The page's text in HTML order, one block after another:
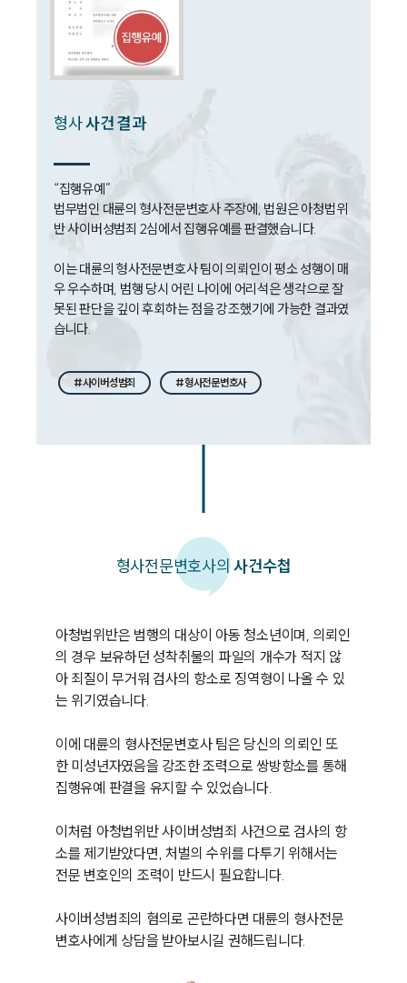
구성원 소개
형사전문변호사
소식/자료
법률서식
뉴스레터/브로슈어
세미나
대륜법률상담예약
형사사건 결과
“집행유예”
법무법인 대륜의 형사전문변호사 주장에, 법원은 아청법위
반 사이버성범죄 2심에서 집행유예를 판결했습니다.
이는 대륜의 형사전문변호사 팀이 의뢰인이 평소 성행이 매
우 우수하며, 범행 당시 어린 나이에 어리석은 생각으로 잘
못된 판단을 깊이 후회하는 점을 강조했기에 가능한 결과였
습니다.
#사이버성범죄 #형사전문변호사
형사전문변호사의사건수첩
아청법위반은 범행의 대상이 아동 청소년이며, 의뢰인
의 경우 보유하던 성착취물의 파일의 개수가 적지 않
아 죄질이 무거워 검사의 항소로 징역형이 나올 수 있
는 위기였습니다.
이에 대륜의 형사전문변호사 팀은 당신의 의뢰인 또
한 미성년자였음을 강조한 조력으로 쌍방항소를 통해
집행유예 판결을 유지할 수 있었습니다.
이처럼 아청법위반 사이버성범죄 사건으로 검사의 항
소를 제기받았다면, 처벌의 수위를 다투기 위해서는
전문 변호인의 조력이 반드시 필요합니다.
사이버성범죄의 혐의로 곤란하다면 대륜의 형사전문
변호사에게 상담을 받아보시길 권해드립니다.